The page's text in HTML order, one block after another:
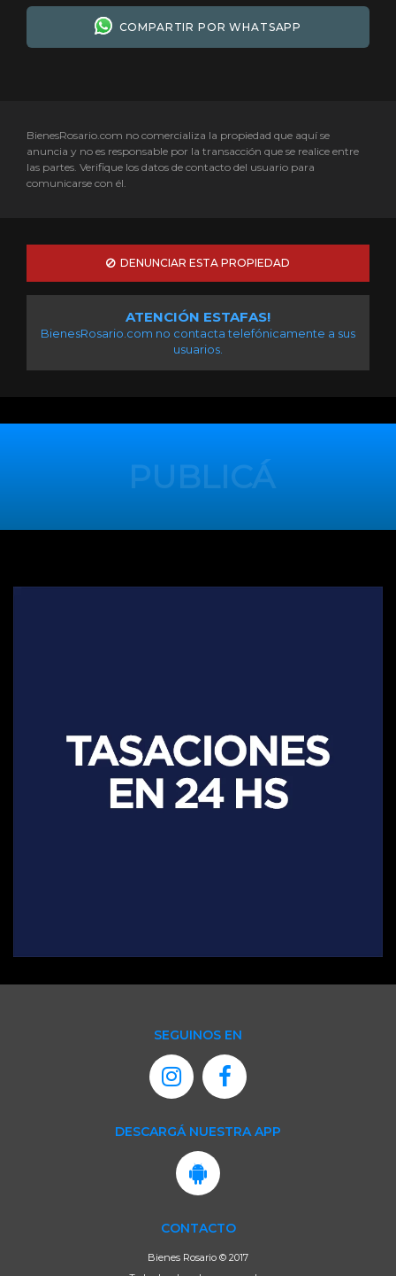
COMPARTIR POR WHATSAPP
BienesRosario.com no comercializa la propiedad que aquí se
anuncia y no es responsable por la transacción que se realice entre
las partes. Verifique los datos de contacto del usuario para
comunicarse con él.
DENUNCIAR ESTA PROPIEDAD
ATENCIÓN ESTAFAS!
BienesRosario.com no contacta telefónicamente a sus
usuarios.
SEGUINOS EN
DESCARGÁ NUESTRA APP
CONTACTO
Bienes Rosario © 2017